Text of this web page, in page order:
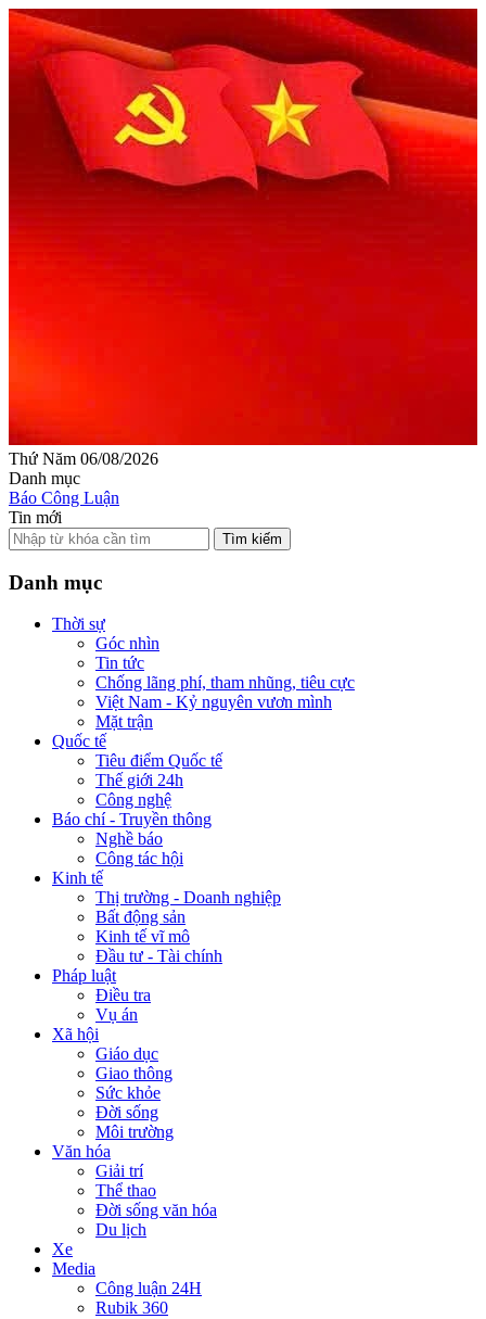
Thứ Năm 06/08/2026
Danh mục
Báo Công Luận
Tin mới
Tìm kiếm
Danh mục
Thời sự
Góc nhìn
Tin tức
Chống lãng phí, tham nhũng, tiêu cực
Việt Nam - Kỷ nguyên vươn mình
Mặt trận
Quốc tế
Tiêu điểm Quốc tế
Thế giới 24h
Công nghệ
Báo chí - Truyền thông
Nghề báo
Công tác hội
Kinh tế
Thị trường - Doanh nghiệp
Bất động sản
Kinh tế vĩ mô
Đầu tư - Tài chính
Pháp luật
Điều tra
Vụ án
Xã hội
Giáo dục
Giao thông
Sức khỏe
Đời sống
Môi trường
Văn hóa
Giải trí
Thể thao
Đời sống văn hóa
Du lịch
Xe
Media
Công luận 24H
Rubik 360